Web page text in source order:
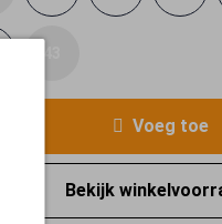
Voeg toe
Bekijk